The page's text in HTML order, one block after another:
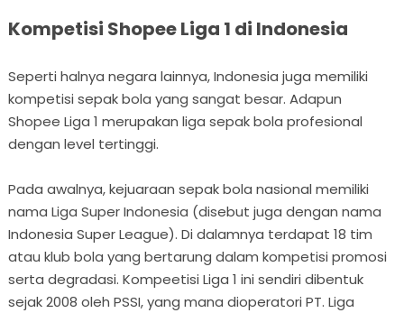
Kompetisi Shopee Liga 1 di Indonesia
Seperti halnya negara lainnya, Indonesia juga memiliki
kompetisi sepak bola yang sangat besar. Adapun
Shopee Liga 1 merupakan liga sepak bola profesional
dengan level tertinggi.
Pada awalnya, kejuaraan sepak bola nasional memiliki
nama Liga Super Indonesia (disebut juga dengan nama
Indonesia Super League). Di dalamnya terdapat 18 tim
atau klub bola yang bertarung dalam kompetisi promosi
serta degradasi. Kompeetisi Liga 1 ini sendiri dibentuk
sejak 2008 oleh PSSI, yang mana dioperatori PT. Liga